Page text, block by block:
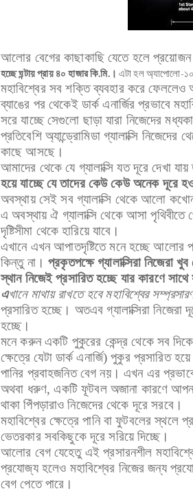
আলোর বেগের কাছাকাছি যেতে হলে প্রয়োজন
হচ্ছে ঘন্টায় প্রায় ৪০ হাজার কি.মি.।এটা হল অ্যাপোলো-
মহাবিশ্বের সব শক্তি ব্যবহার করে
ব্যাঙের পর থেকেই ডার্ক এনার্জির প্রভাবে
সরে যাচ্ছে সেগুলো ছাড়া যারা নিজেদের
প্রতিবেশি অ্যান্ড্রোমিডা গ্যালাক্সি নিজেদের
কাছে আসছে।
আমাদের থেকে যে গ্যালাক্সি যত দূরে দেখা
হয়ে যাচ্ছে যে তাদের কেউ কেউ অনেক দূরে
অবস্থায় সেই সব গ্যালাক্সি থেকে আলো
এ অবস্থায় ঐ গ্যালাক্সি থেকে আসা পৃথিবীতে
দৃষ্টিসীমা থেকে হারিয়ে যাবে।
এখানে এখন আপাতদৃষ্টিতে মনে হচ্ছে আলোর
কিন্তু না।প্রকৃতপক্ষে গ্যালাক্সিরা নিজেরা
স্থান নিজেই প্রসারিত হচ্ছে যার কারণে সাথে
এখানে মাথায় রাখতে হবে মহাবিশ্বের
প্রসারিত হচ্ছে। অতএব গ্যালাক্সিরা
হচ্ছে।
মনে করুন একটি পুকুরের কেন্দ্র থেকে সব
ক্ষেত্রে যেটা ডার্ক এনার্জি) পুকুর প্রসারিত
পানির প্রবাহজনিত বেগ নয়। এখন এর
অথবা ধরুণ, একটি ফূটবল অজানা কারণে
থাকা পিঁপড়ারাও নিজেদের থেকে দূরে সরবে।
মহাবিশ্বের ক্ষেত্রে পানি বা ফুটবলের স্থলে
ভেতরকার সবকিছুকে দূরে সরিয়ে দিচ্ছে।
আলোর বেগ যেহেতু এই প্রসারনশীল
প্রযোজ্য হলেও মহাবিশ্বের নিজের জন্য
বেগ পেতে পারে।